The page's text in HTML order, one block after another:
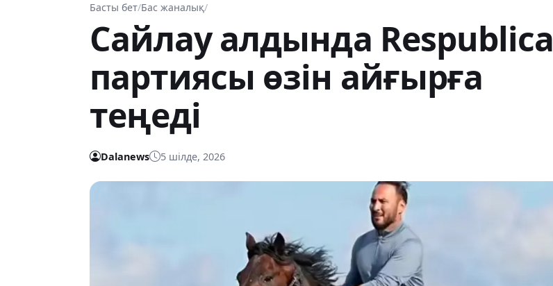
Басты бет/Бас жаналық/
Сайлау алдында Respublica
партиясы өзін айғырға
теңеді
Dalanews 5 шілде, 2026